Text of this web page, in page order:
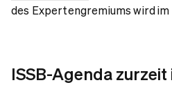
des Expertengremiums wird
ISSB-Agenda